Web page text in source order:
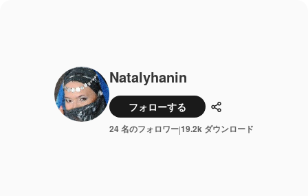
Natalyhanin
フォローする 共有
24 名のフォロワー|19.2k ダウンロード